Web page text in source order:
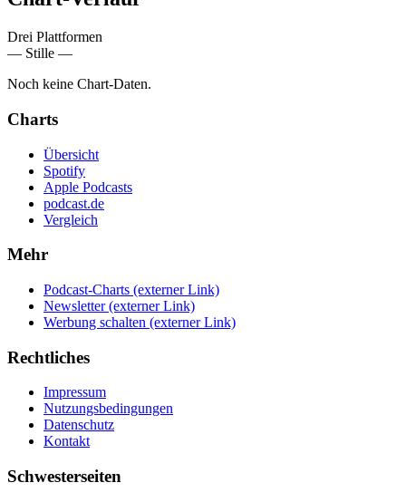
Drei Plattformen
— Stille —
Noch keine Chart-Daten.
Charts
Übersicht
Spotify
Apple Podcasts
podcast.de
Vergleich
Mehr
Podcast-Charts (externer Link)
Newsletter (externer Link)
Werbung schalten (externer Link)
Rechtliches
Impressum
Nutzungsbedingungen
Datenschutz
Kontakt
Schwesterseiten